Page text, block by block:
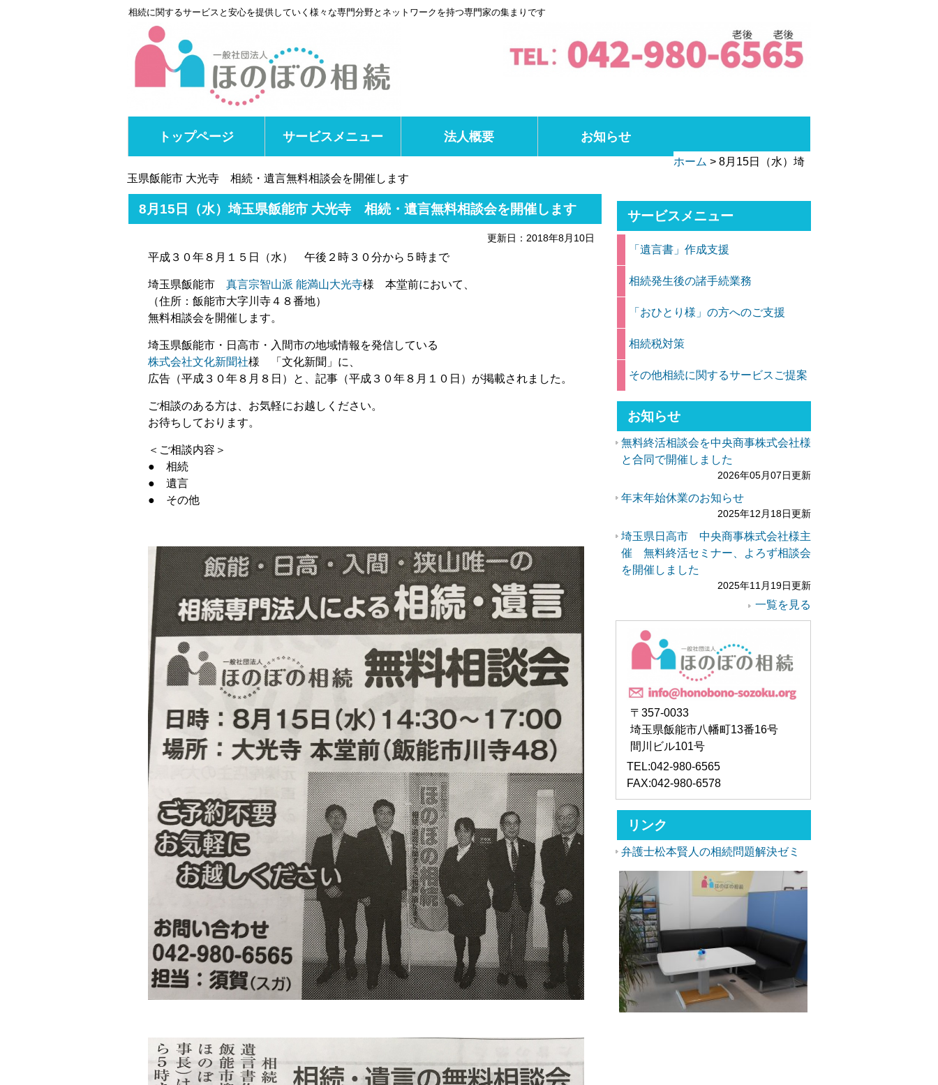
相続に関するサービスと安心を提供していく様々な専門分野とネットワークを持つ専門家の集まりです
トップページ サービスメニュー 法人概要 お知らせ
ホーム >8月15日（水）埼
玉県飯能市 大光寺 相続・遺言無料相談会を開催します
8月15日（水）埼玉県飯能市 大光寺 相続・遺言無料相談会を開催します
更新日：2018年8月10日
平成３０年８月１５日（水） 午後２時３０分から５時まで
埼玉県飯能市 真言宗智山派 能満山大光寺様 本堂前において、
（住所：飯能市大字川寺４８番地）
無料相談会を開催します。
埼玉県飯能市・日高市・入間市の地域情報を発信している
株式会社文化新聞社様 「文化新聞」に、
広告（平成３０年８月８日）と、記事（平成３０年８月１０日）が掲載されました。
ご相談のある方は、お気軽にお越しください。
お待ちしております。
＜ご相談内容＞
● 相続
● 遺言
● その他
サービスメニュー
「遺言書」作成支援
相続発生後の諸手続業務
「おひとり様」の方へのご支援
相続税対策
その他相続に関するサービスご提案
お知らせ
無料終活相談会を中央商事株式会社様
と合同で開催しました
2026年05月07日更新
年末年始休業のお知らせ
2025年12月18日更新
埼玉県日高市 中央商事株式会社様主
催 無料終活セミナー、よろず相談会
を開催しました
2025年11月19日更新
一覧を見る
〒357-0033
埼玉県飯能市八幡町13番16号
間川ビル101号
TEL:042-980-6565
FAX:042-980-6578
リンク
弁護士松本賢人の相続問題解決ゼミ